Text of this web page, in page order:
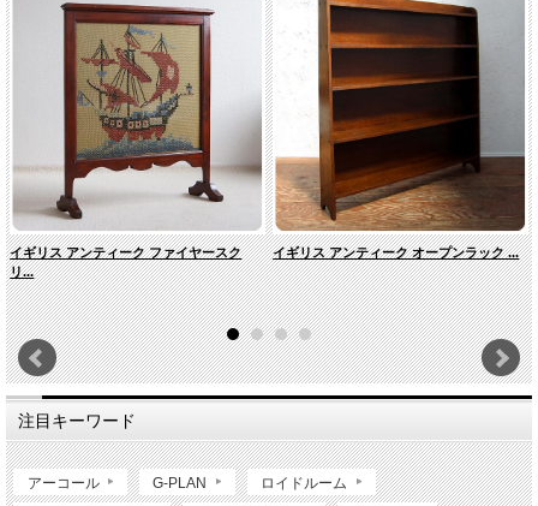
イギリス アンティーク ファイヤースク
リ...
イギリス アンティーク オープンラック ...
注目キーワード
アーコール G-PLAN ロイドルーム